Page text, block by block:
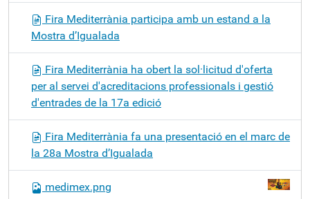
Fira Mediterrània participa amb un estand a la
Mostra d’Igualada
Fira Mediterrània ha obert la sol·licitud d'oferta
per al servei d'acreditacions professionals i gestió
d'entrades de la 17a edició
Fira Mediterrània fa una presentació en el marc de
la 28a Mostra d’Igualada
medimex.png